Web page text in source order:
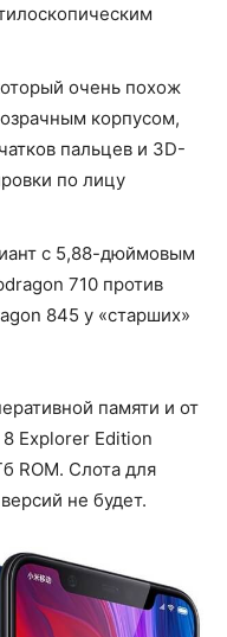
очень похож
корпусом,
пальцев и 3D-
по лицу
с 5,88-дюймовым
710 против
845 у «старших»
памяти и от
Explorer Edition
ROM. Слота для
не будет.